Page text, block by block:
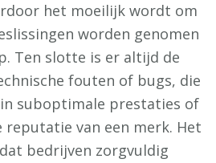
het moeilijk wordt om
worden genomen
Ten slotte is er altijd de
fouten of bugs, die
suboptimale prestaties of
reputatie van een merk. Het
bedrijven zorgvuldig